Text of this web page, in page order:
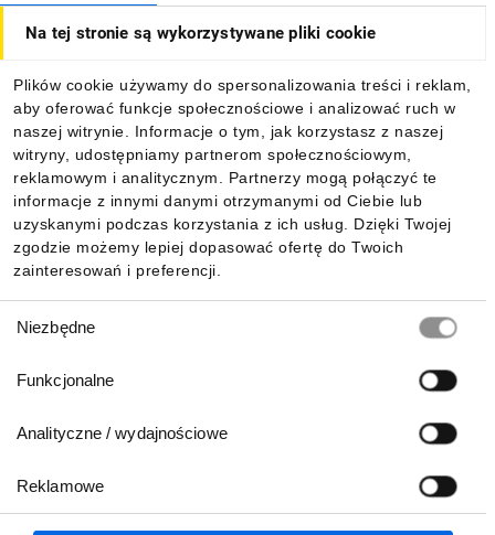
Na tej stronie są wykorzystywane pliki cookie
Plików cookie używamy do spersonalizowania treści i reklam,
aby oferować funkcje społecznościowe i analizować ruch w
naszej witrynie. Informacje o tym, jak korzystasz z naszej
witryny, udostępniamy partnerom społecznościowym,
reklamowym i analitycznym. Partnerzy mogą połączyć te
informacje z innymi danymi otrzymanymi od Ciebie lub
uzyskanymi podczas korzystania z ich usług. Dzięki Twojej
zgodzie możemy lepiej dopasować ofertę do Twoich
zainteresowań i preferencji.
zgody
Niezbędne
Funkcjonalne
Analityczne / wydajnościowe
Reklamowe
Informacje
Pobierz naszą aplikację mobilną:
801 500 700 lub 71 37 61 600